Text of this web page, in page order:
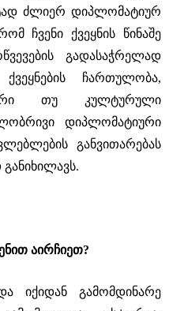
ძლიერ დიპლომატიურ
ჩვენი ქვეყნის წინაშე
გადასაჭრელად
ჩართულობა,
თუ კულტურული
დიპლომატიური
განვითარებას
აირჩიეთ?
იქიდან გამომდინარე